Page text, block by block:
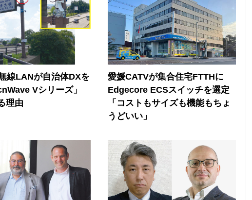
線LANが自治体DXを
Vシリーズ」
理由
愛媛CATVが集合住宅FTTHに
Edgecore ECSスイッチを選定
「コストもサイズも機能もちょ
うどいい」